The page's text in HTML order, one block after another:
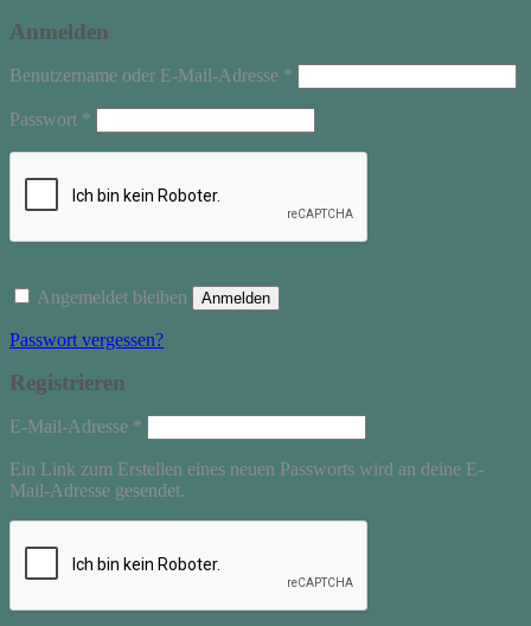
Anmelden
Benutzername oder E-Mail-Adresse *
Passwort *
Angemeldet bleiben Anmelden
Passwort vergessen?
Registrieren
E-Mail-Adresse *
Ein Link zum Erstellen eines neuen Passworts wird an deine E-
Mail-Adresse gesendet.